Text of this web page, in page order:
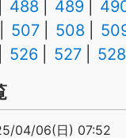
488 489
507 508
526 527 528
04/06(日) 07:52